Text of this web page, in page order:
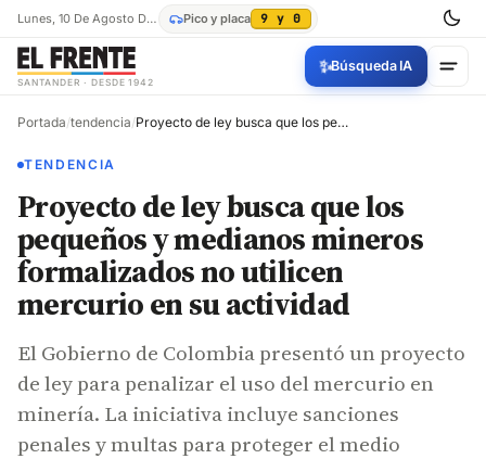
Lunes, 10 De Agosto De 2026 Pico y placa 9 y 0
SANTANDER · DESDE 1942
✨Búsqueda IA
Portada/tendencia/ Proyecto de ley busca que los pequeños y medianos mine​ros formalizados no utilicen mercurio en su actividad
TENDENCIA
Proyecto de ley busca que los
pequeños y medianos mine​ros
formalizados no utilicen
mercurio en su actividad
El Gobierno de Colombia presentó un proyecto
de ley para penalizar el uso del mercurio en
minería. La iniciativa incluye sanciones
penales y multas para proteger el medio